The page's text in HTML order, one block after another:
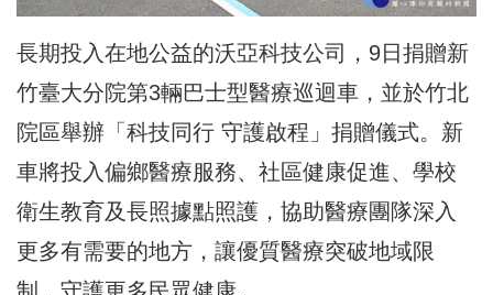
長期投入在地公益的沃亞科技公司，9日捐贈新
竹臺大分院第3輛巴士型醫療巡迴車，並於竹北
院區舉辦「科技同行 守護啟程」捐贈儀式。新
車將投入偏鄉醫療服務、社區健康促進、學校
衛生教育及長照據點照護，協助醫療團隊深入
更多有需要的地方，讓優質醫療突破地域限